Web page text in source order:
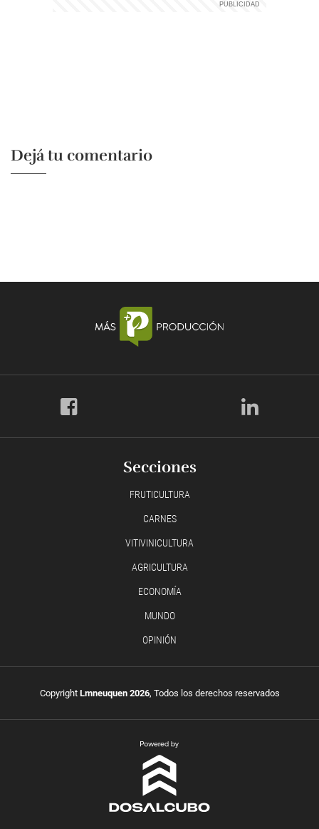
Dejá tu comentario
Secciones
FRUTICULTURA
CARNES
VITIVINICULTURA
AGRICULTURA
ECONOMÍA
MUNDO
OPINIÓN
Copyright Lmneuquen 2026, Todos los derechos reservados